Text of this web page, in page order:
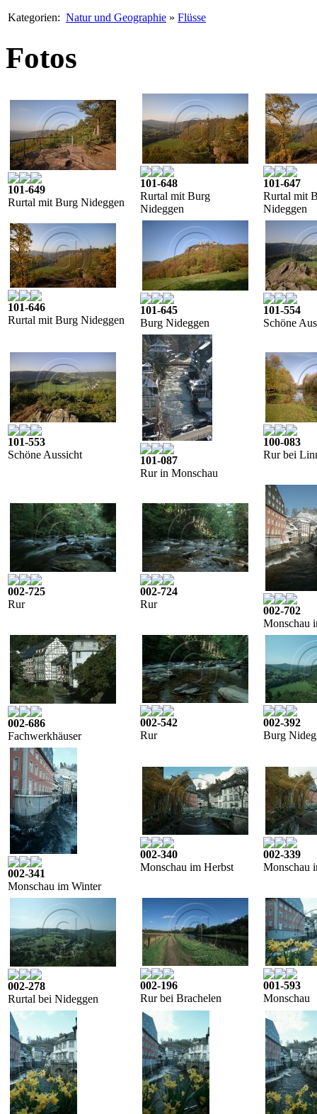
Kategorien: Natur und Geographie » Flüsse
Fotos
101-649
Rurtal mit Burg Nideggen
101-648
Rurtal mit Burg
Nideggen
101-647
Rurtal mit
Nideggen
101-646
Rurtal mit Burg Nideggen
101-645
Burg Nideggen
101-554
Schöne
101-553
Schöne Aussicht
101-087
Rur in Monschau
100-083
Rur bei
002-725
Rur
002-724
Rur
002-702
Monschau
002-686
Fachwerkhäuser
002-542
Rur
002-392
Burg
002-341
Monschau im Winter
002-340
Monschau im Herbst
002-339
Monschau
002-278
Rurtal bei Nideggen
002-196
Rur bei Brachelen
001-593
Monschau